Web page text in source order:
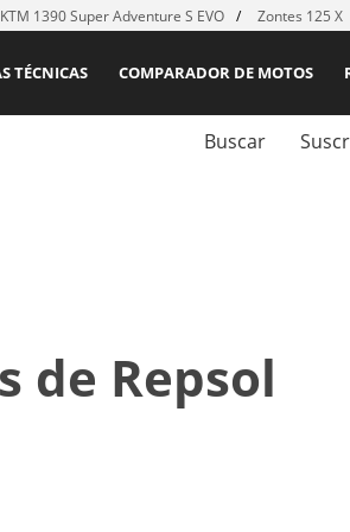
KTM 1390 Super Adventure S EVO Zontes 125 X
COMPARADOR DE MOTOS
TÉCNICAS
Buscar
de Repsol